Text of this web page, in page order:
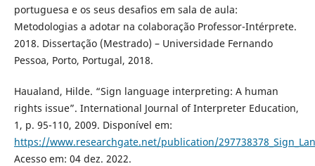
portuguesa e os seus desafios em sala de aula:
Metodologias a adotar na colaboração Professor-Intérprete.
2018. Dissertação (Mestrado) – Universidade Fernando
Pessoa, Porto, Portugal, 2018.
Haualand, Hilde. “Sign language interpreting: A human
rights issue”. International Journal of Interpreter Education,
1, p. 95-110, 2009. Disponível em:
https://www.researchgate.net/publication/
Acesso em: 04 dez. 2022.